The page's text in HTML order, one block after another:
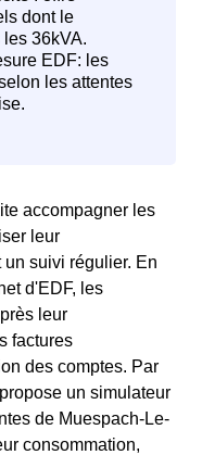
accompagner les
leur
suivi régulier. En
d'EDF, les
leur
factures
des comptes. Par
un simulateur
de Muespach-Le-
consommation,